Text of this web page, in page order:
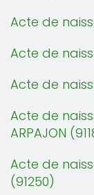
Acte de
Acte de
Acte de
Acte de
ARPAJON
Acte de
(91250)